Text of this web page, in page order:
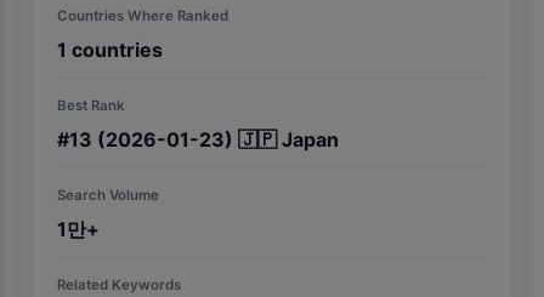
Countries Where Ranked
1 countries
Best Rank
#13 (2026-01-23) 🇯🇵 Japan
Search Volume
1만+
Related Keywords